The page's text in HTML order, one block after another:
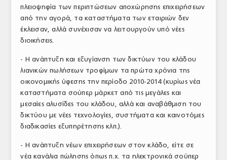
πλειοψηφία των περιπτώσεων αποχώρησης επιχειρήσεων
από την αγορά, τα καταστήματα των εταιριών δεν
έκλεισαν, αλλά συνέχισαν να λειτουργούν υπό νέες
διοικήσεις.
- Η ανάπτυξη και εξυγίανση των δικτύων του κλάδου
λιανικών πωλήσεων τροφίμων τα πρώτα χρόνια της
οικονομικής ύφεσης την περίοδο 2010-2014 (κυρίως νέα
καταστήματα σούπερ μάρκετ από τις μεγάλες και
μεσαίες αλυσίδες του κλάδου, αλλά και αναβάθμιση του
δικτύου με νέες τεχνολογίες, συστήματα και καινοτόμες
διαδικασίες εξυπηρέτησης κλπ.).
- Η ανάπτυξη νέων επιχειρήσεων στον κλάδο, είτε σε
νέα κανάλια πώλησης όπως π.χ. τα ηλεκτρονικά σούπερ